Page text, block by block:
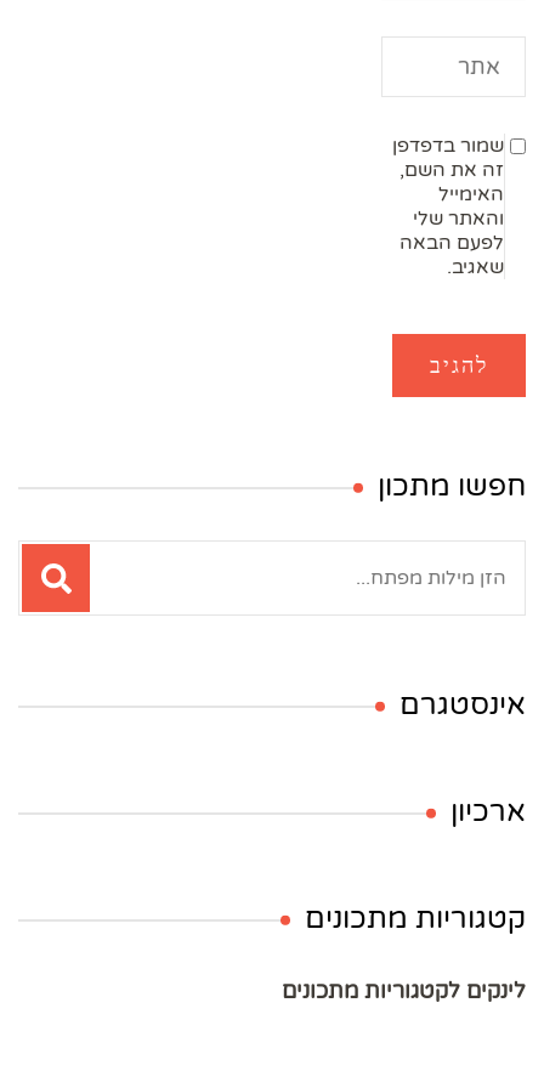
שמור בדפדפן
זה את השם,
האימייל
והאתר שלי
לפעם הבאה
שאגיב.
חפשו מתכון
אינסטגרם
ארכיון
קטגוריות מתכונים
לינקים לקטגוריות מתכונים